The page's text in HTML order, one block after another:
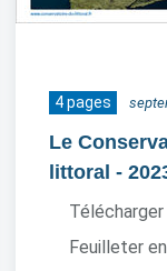
4 pages
Le
littoral-
Feuilleter